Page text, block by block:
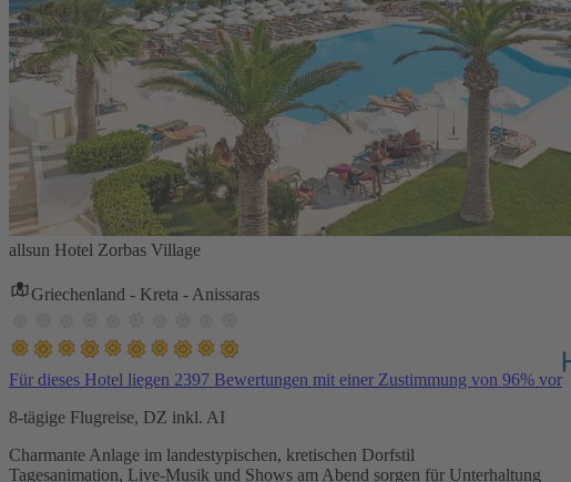
allsun Hotel Zorbas Village
Griechenland - Kreta - Anissaras
Für dieses Hotel liegen 2397 Bewertungen mit einer Zustimmung von 96% vor
8-tägige Flugreise, DZ inkl. AI
Charmante Anlage im landestypischen, kretischen Dorfstil
Tagesanimation, Live-Musik und Shows am Abend sorgen für Unterhaltung